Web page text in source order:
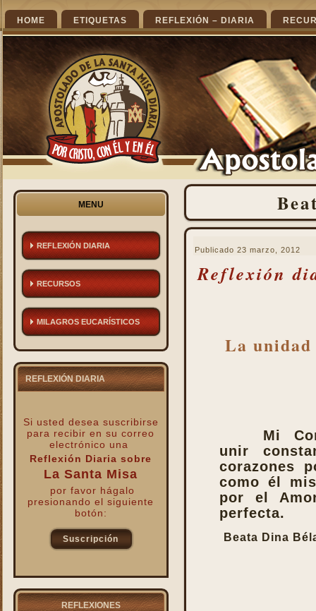
HOME ETIQUETAS REFLEXIÓN – DIARIA
MENU
REFLEXIÓN DIARIA
RECURSOS
MILAGROS EUCARÍSTICOS
REFLEXIÓN DIARIA
Si usted desea suscribirse
para recibiren su correo
electrónico una
Reflexión Diaria sobre
La Santa Misa
por favor hágalo
presionando el siguiente
botón:
Suscripción
REFLEXIONES
Publicado 23 marzo, 2012
Reflexión
La
Mi
unir
corazones
como él
por el
perfecta.
Beata Dina